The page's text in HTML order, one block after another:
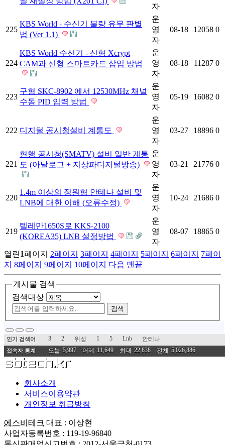
자
225
KBS World - 수신기 불량 유무 판별
법 (Ver 1.1)
운
영
자
08-18 12058 0
224
KBS World 수신기 - 신형 Xcrypt
CAM과 신형 스마트카드 삽입 방법
운
영
자
08-18 11287 0
223
구형 SKC-8902 에서 12530MHz 채널
수동 PID 입력 방법
운
영
자
05-19 16082 0
222 디지털 공시청설비 계통도
운
영
자
03-27 18896 0
221
현행 공시청(SMATV) 설비 일반 계통
도 (아날로그 + 지상파디지털방송)
운
영
자
03-21 21776 0
220
1.4m 이상의 정원형 안테나 설비 및
LNB에 대한 이해 (오류수정)
운
영
자
10-24 21686 0
219
텔레만1650S로 KKS-2100
(KOREA35) LNB 설정방법
운
영
자
08-07 18865 0
열린1페이지 2페이지 3페이지 4페이지 5페이지 6페이지 7페이
지 8페이지 9페이지 10페이지 다음 맨끝
게시물 검색
검색대상
검색
인기 검색어 3 2 위성 1 5 Lnb 안테나
접속자 통계 오늘 5,997 어제 11,649 최대 22,838 전체 5,026,886
회사소개
서비스이용약관
개인정보 취급방침
에스비테크 대표 : 이상현
사업자등록번호 : 119-19-96840